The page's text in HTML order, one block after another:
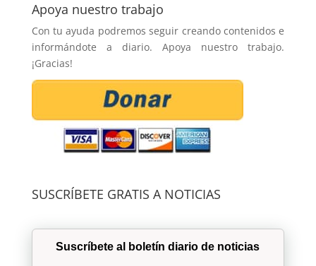
Apoya nuestro trabajo
Con tu ayuda podremos seguir creando contenidos e
informándote a diario. Apoya nuestro trabajo.
¡Gracias!
SUSCRÍBETE GRATIS A NOTICIAS
Suscríbete al boletín diario de noticias